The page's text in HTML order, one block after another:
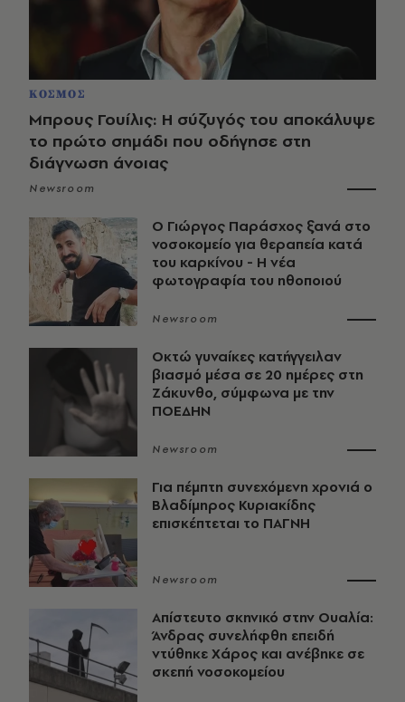
ΚΟΣΜΟΣ
Μπρους Γουίλις: Η σύζυγός του αποκάλυψε
το πρώτο σημάδι που οδήγησε στη
διάγνωση άνοιας
Newsroom
O Γιώργος Παράσχος ξανά στο
νοσοκομείο για θεραπεία κατά
του καρκίνου - Η νέα
φωτογραφία του ηθοποιού
Newsroom
Οκτώ γυναίκες κατήγγειλαν
βιασμό μέσα σε 20 ημέρες στη
Ζάκυνθο, σύμφωνα με την
ΠΟΕΔΗΝ
Newsroom
Για πέμπτη συνεχόμενη χρονιά ο
Βλαδίμηρος Κυριακίδης
επισκέπτεται το ΠΑΓΝΗ
Newsroom
Απίστευτο σκηνικό στην Ουαλία:
Άνδρας συνελήφθη επειδή
ντύθηκε Χάρος και ανέβηκε σε
σκεπή νοσοκομείου